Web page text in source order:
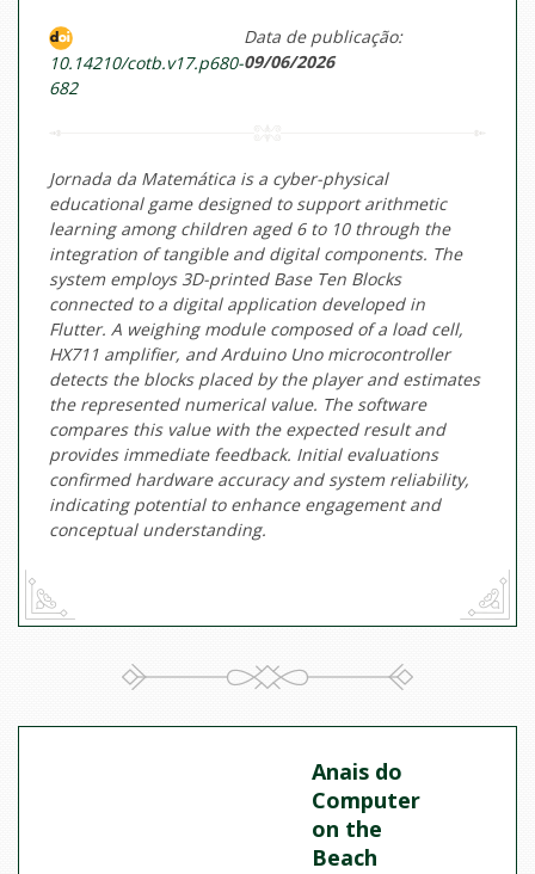
10.14210/cotb.v17.p680-
682
Data de publicação:
09/06/2026
Jornada da Matemática is a cyber-physical
educational game designed to support arithmetic
learning among children aged 6 to 10 through the
integration of tangible and digital components. The
system employs 3D-printed Base Ten Blocks
connected to a digital application developed in
Flutter. A weighing module composed of a load cell,
HX711 amplifier, and Arduino Uno microcontroller
detects the blocks placed by the player and estimates
the represented numerical value. The software
compares this value with the expected result and
provides immediate feedback. Initial evaluations
confirmed hardware accuracy and system reliability,
indicating potential to enhance engagement and
conceptual understanding.
Anais do
Computer
on the
Beach